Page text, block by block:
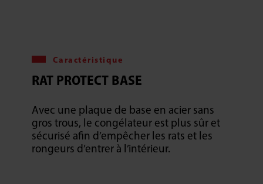
Caractéristique
RAT PROTECT BASE
Avec une plaque de base en acier sans
gros trous, le congélateur est plus sûr et
sécurisé afin d’empêcher les rats et les
rongeurs d’entrer à l’intérieur.